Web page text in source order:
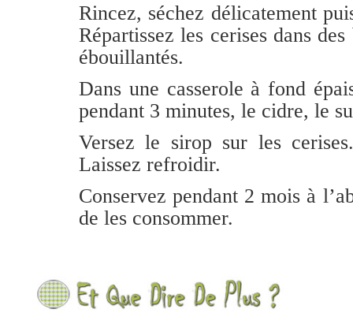
Rincez, séchez délicatement
Répartissez les cerises dans
ébouillantés.
Dans une casserole à fond
pendant 3 minutes, le cidre, le
Versez le sirop sur les
Laissez refroidir.
Conservez pendant 2 mois à
de les consommer.